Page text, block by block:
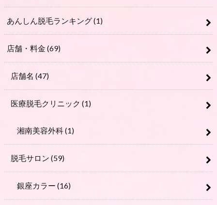
あんしん脱毛ランキング(1)
店舗・料金 (69)
店舗名 (47)
医療脱毛クリニック (1)
湘南美容外科(1)
脱毛サロン (59)
銀座カラー (16)